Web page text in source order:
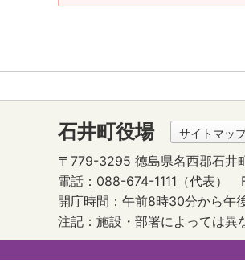
石井町役場 サイトマッ
〒779-3295 徳島県名西郡石井
電話：088-674-1111（代表）
開庁時間：午前8時30分から午
注記：施設・部署によっては異